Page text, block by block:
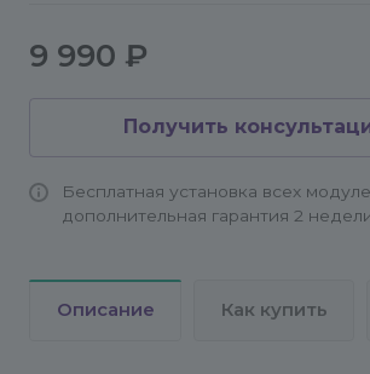
применяются в шаблонах
обеспечить соответствие
данных.
9 990 ₽
Получить
Бесплатная установка всех
дополнительная гарантия 2
Описание Как купить